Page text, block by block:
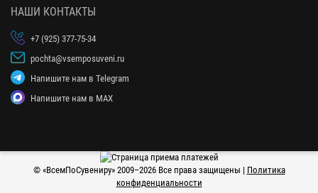
НАШИ КОНТАКТЫ
+7 (925) 377-75-34
pochta@vsemposuveni.ru
Напишите нам в Telegram
Напишите нам в MAX
© «ВсемПоСувениру» 2009–2026 Все права защищены | Политика
конфиденциальности